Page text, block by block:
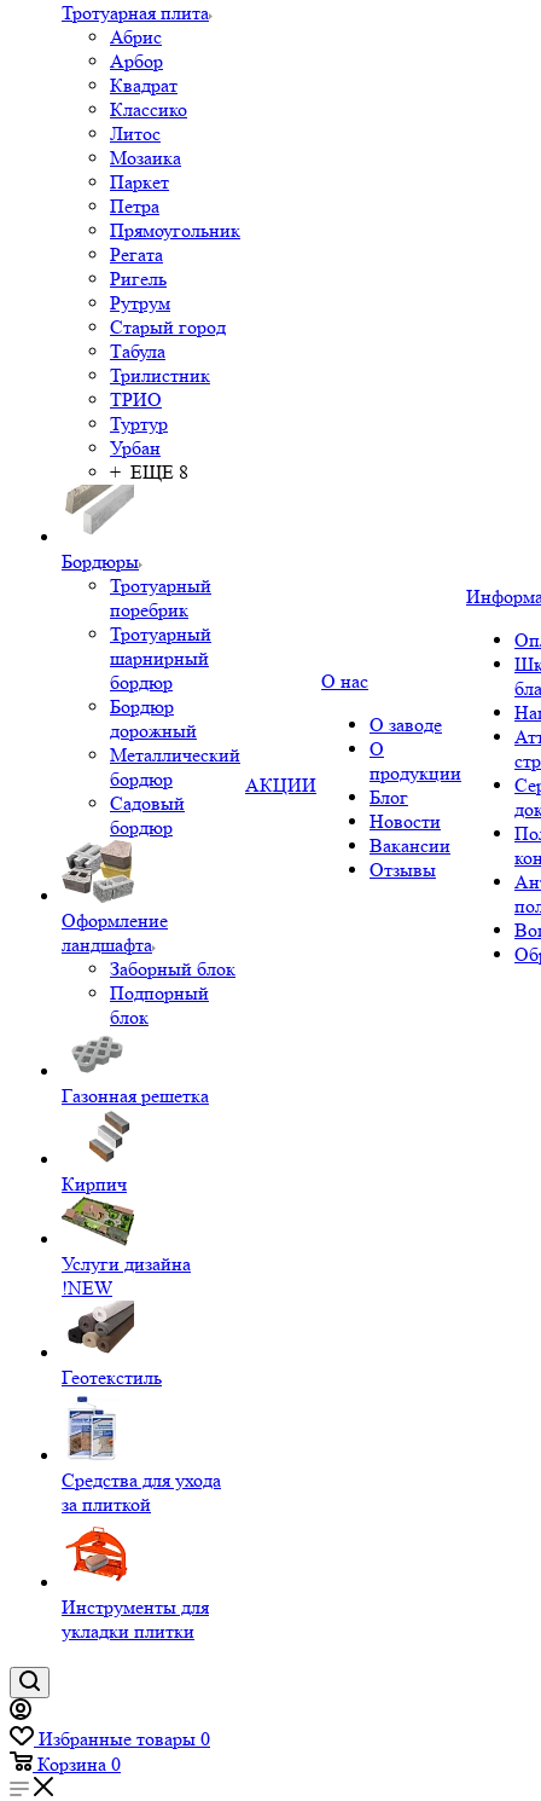
Тротуарная плита
Абрис
Арбор
Квадрат
Классико
Литос
Мозаика
Паркет
Петра
Прямоугольник
Регата
Ригель
Рутрум
Старый город
Табула
Трилистник
ТРИО
Туртур
Урбан
+ ЕЩЕ 8
Бордюры
Тротуарный
поребрик
Тротуарный
шарнирный
бордюр
Бордюр
дорожный
Металлический
бордюр
Садовый
бордюр
Оформление
ландшафта
Заборный блок
Подпорный
блок
Газонная решетка
Кирпич
Услуги дизайна
!NEW
Геотекстиль
Средства для ухода
за плиткой
Инструменты для
укладки плитки
АКЦИИ
О нас
О заводе
О
продукции
Блог
Новости
Вакансии
Отзывы
Избранные товары 0
Корзина 0